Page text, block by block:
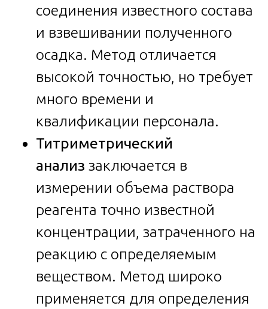
соединения известного состава
и взвешивании полученного
осадка. Метод отличается
высокой точностью, но требует
много времени и
квалификации персонала.
Титриметрический
анализ заключается в
измерении объема раствора
реагента точно известной
концентрации, затраченного на
реакцию с определяемым
веществом. Метод широко
применяется для определения